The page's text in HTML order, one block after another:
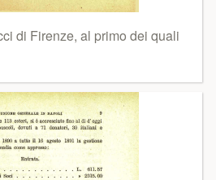
di Firenze, al primo dei quali